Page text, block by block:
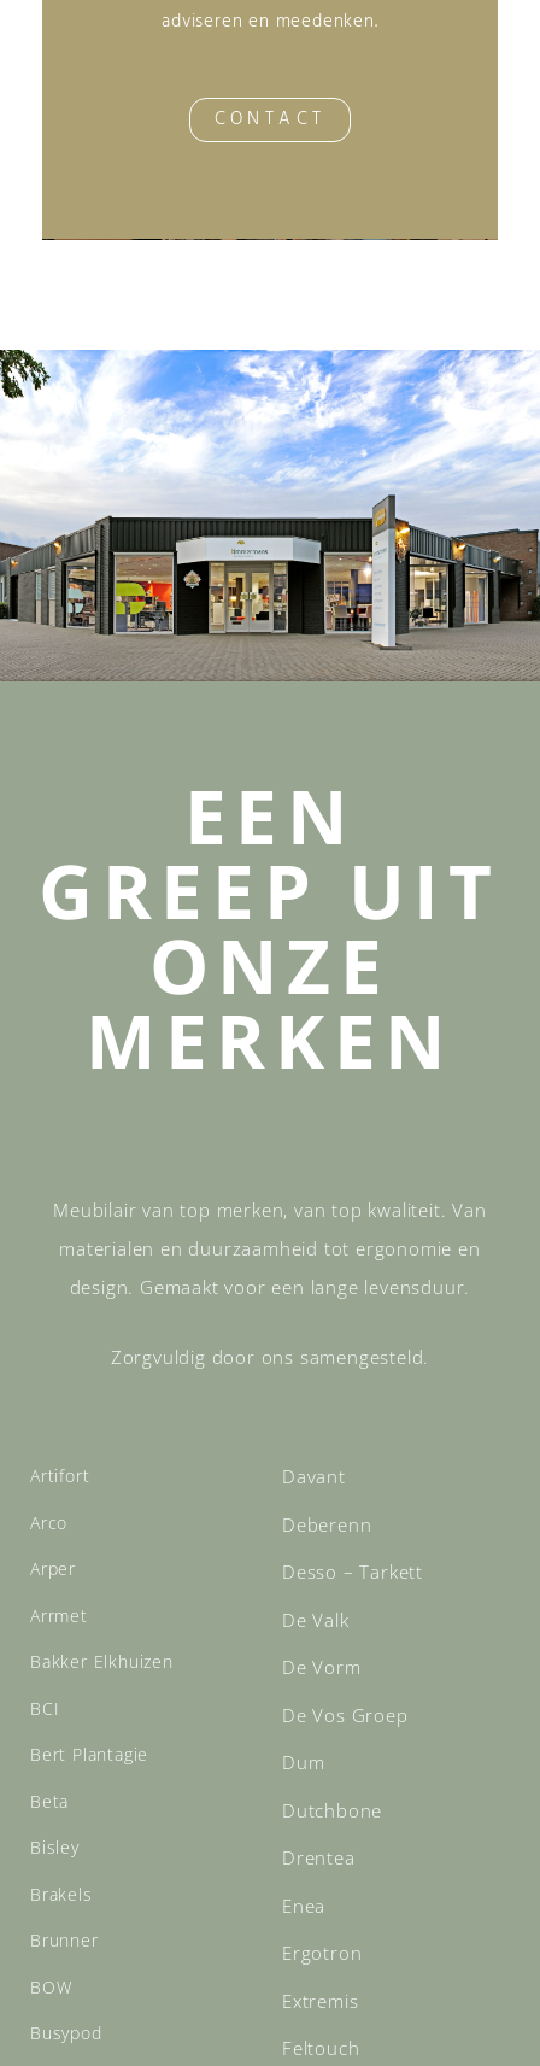
adviseren en meedenken.
CONTACT
EEN
GREEP UIT
ONZE
MERKEN
Meubilair van top merken, van top kwaliteit. Van
materialen en duurzaamheid tot ergonomie en
design. Gemaakt voor een lange levensduur.
Zorgvuldig door ons samengesteld.
Artifort
Arco
Arper
Arrmet
Bakker Elkhuizen
BCI
Bert Plantagie
Beta
Bisley
Brakels
Brunner
BOW
Busypod
Davant
Deberenn
Desso – Tarkett
De Valk
De Vorm
De Vos Groep
Dum
Dutchbone
Drentea
Enea
Ergotron
Extremis
Feltouch